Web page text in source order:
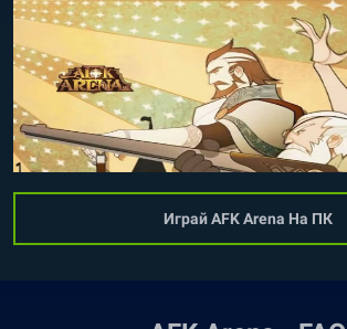
Играй AFK Arena На ПК